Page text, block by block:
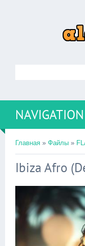
NAVIGATION
Главная » Файлы »
Ibiza Afro